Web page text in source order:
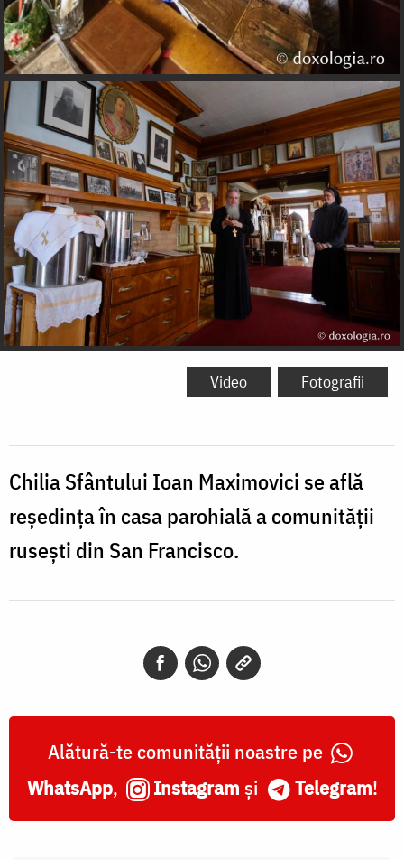
Video Fotografii
Chilia Sfântului Ioan Maximovici se află
reşedinţa în casa parohială a comunităţii
ruseşti din San Francisco.
Alătură-te comunității noastre pe
WhatsApp, Instagram și Telegram!